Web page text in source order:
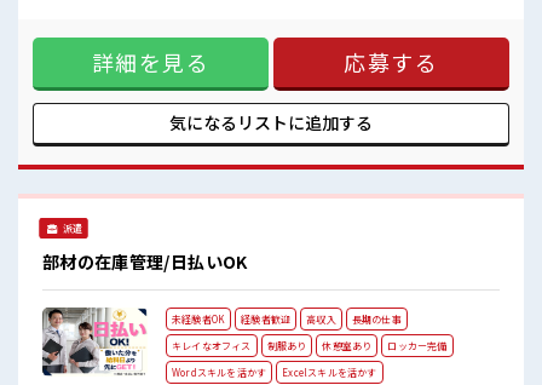
るのは不安だけど、 しっかり働く環境が整っています！ イチ
からスキルUP・ステップUP目指していきましょう！ ≪自分
に合った期間で働ける≫ 福利厚生が整った派遣のお仕事で
す！ ■職場の雰囲気 20代が多数活躍中！ 社会人経験が浅くて
もOK！ ここから経験積んでいきましょ！ 休憩室完備でラン
チや休憩も充実しそう♪ 残業はほとんどありません！
詳細を見る 応募する
気になるリストに追加する
派遣
部材の在庫管理/日払いOK
未経験者OK 経験者歓迎 高収入
長期の仕事
キレイなオフィス
制服あり 休憩室あり
ロッカー完備
Wordスキルを活かす
Excelスキルを活かす